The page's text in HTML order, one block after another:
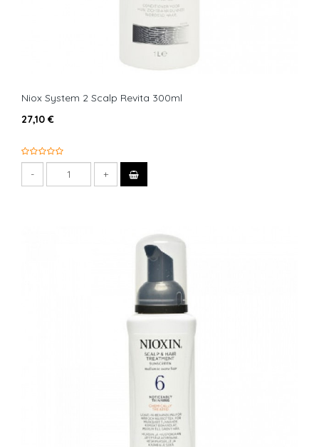
Niox System 2 Scalp Revita 300ml
27,10 €